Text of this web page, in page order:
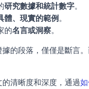
研究數據和統計數字。
體、現實的範例 。
的名言或洞察。
據的段落，僅僅是斷言
清晰度和深度，通過